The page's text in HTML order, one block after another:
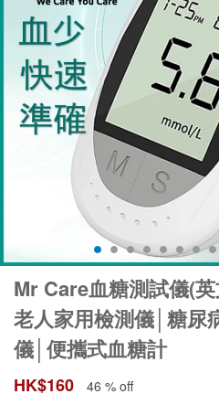
Mr Care血糖測試儀(
老人家用檢測儀│糖尿
儀│便攜式血糖計
HK$160 46 % off